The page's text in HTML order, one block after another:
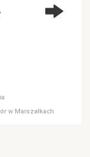
w Marszałkach